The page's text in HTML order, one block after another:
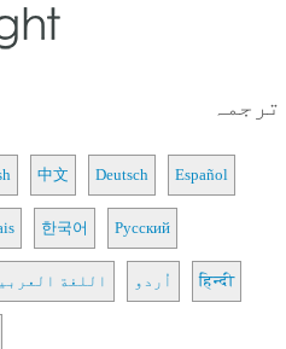
ترجمہ
中文 Deutsch Español
한국어 Русский
اللغة اُردو हिन्दी